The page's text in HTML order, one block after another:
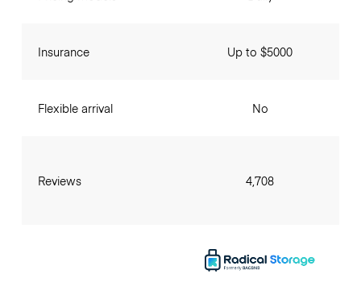
Insurance
Flexible arrival
Reviews
Up to $5000
No
4,708